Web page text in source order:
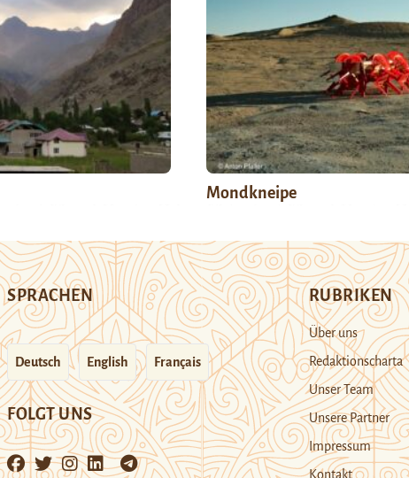
Mondkneipe
SPRACHEN
Deutsch English Français
FOLGT UNS
RUBRIKEN
Über uns
Redaktionscharta
Unser Team
Unsere Partner
Impressum
Kontakt